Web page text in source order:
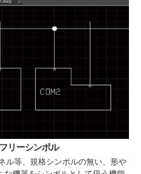
フリーシンボル
ル等、規格シンボルの無い、形や